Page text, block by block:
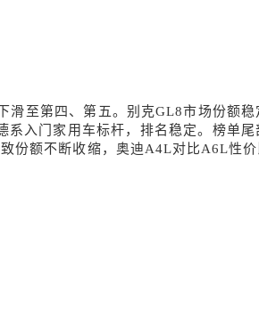
滑至第四、第五。 别克GL8市场份额稳
系入门家用车标杆，排名稳定。榜单尾
份额不断收缩， 奥迪A4L对比A6L性